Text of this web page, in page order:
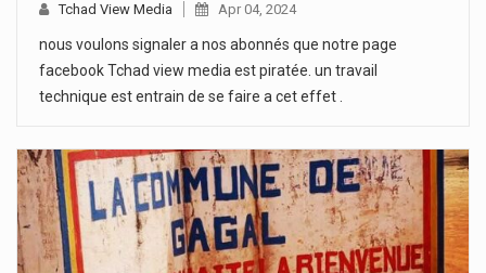
Tchad View Media Apr 04, 2024
nous voulons signaler a nos abonnés que notre page
facebook Tchad view media est piratée. un travail
technique est entrain de se faire a cet effet .